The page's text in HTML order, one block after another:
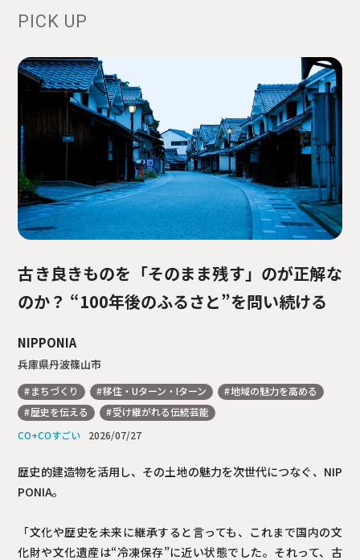
PICK UP
古き良きものを「そのまま残す」のが正解な
のか？ “100年後のふるさと”を問い続ける
NIPPONIA
兵庫県丹波篠山市
まちづくり 移住・Uターン・Iターン
地域の魅力を高める
歴史を伝える
受け継がれる伝統芸能
2026/07/27
歴史的建造物を活用し、その土地の魅力を次世代につなぐ、NIP
PONIA。
「文化や歴史を未来に継承すると言っても、これまで国内の文
化財や文化遺産は“冷凍保存”に近い状態でした。それって、古